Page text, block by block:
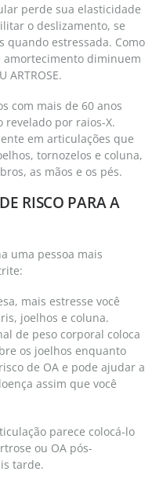
perde sua elasticidade
o deslizamento, se
quando estressada. Como
diminuem
ARTROSE.
com mais de 60 anos
revelado por raios-X.
em articulações que
tornozelos e coluna,
as mãos e os pés.
RISCO PARA A
uma pessoa mais
mais estresse você
joelhos e coluna.
de peso corporal coloca
os joelhos enquanto
de OA e pode ajudar a
assim que você
parece colocá-lo
ou OA pós-
tarde.